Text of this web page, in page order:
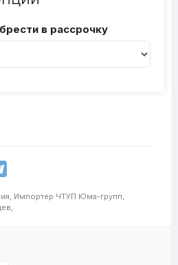
в рассрочку
Импортер ЧТУП Юма-групп,